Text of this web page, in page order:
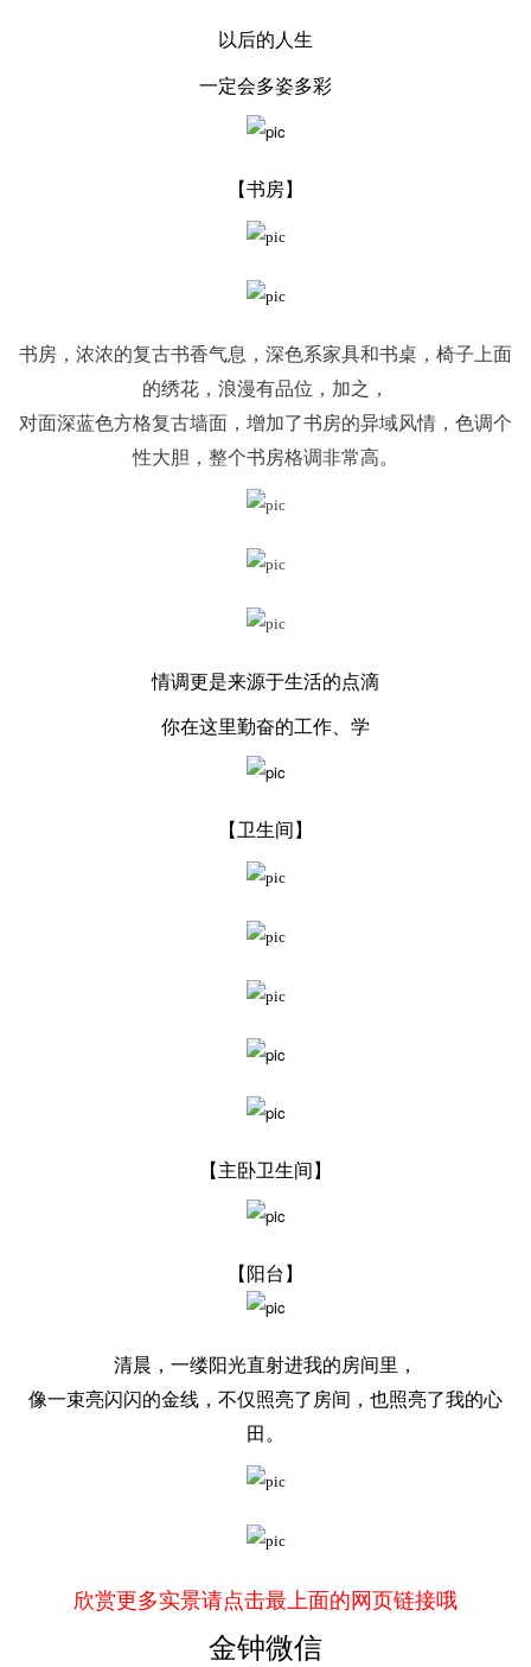
以后的人生
一定会多姿多彩
【书房】
书房，浓浓的复古书香气息，深色系家具和书桌，椅子上面
的绣花，浪漫有品位，加之，
对面深蓝色方格复古墙面，增加了书房的异域风情，色调个
性大胆，整个书房格调非常高。
情调更是来源于生活的点滴
你在这里勤奋的工作、学
【卫生间 】
【主卧卫生间】
【阳台】
清晨，一缕阳光直射进我的房间里，
像一束亮闪闪的金线，不仅照亮了房间，也照亮了我的心
田。
欣赏更多实景请点击最上面的网页链接哦
金钟微信